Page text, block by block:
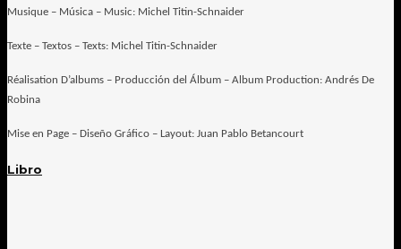
Musique – Música – Music: Michel Titin-Schnaider
Texte – Textos – Texts: Michel Titin-Schnaider
Réalisation D’albums – Producción del Álbum – Album Production: Andrés De
Robina
Mise en Page – Diseño Gráfico – Layout: Juan Pablo Betancourt
Libro